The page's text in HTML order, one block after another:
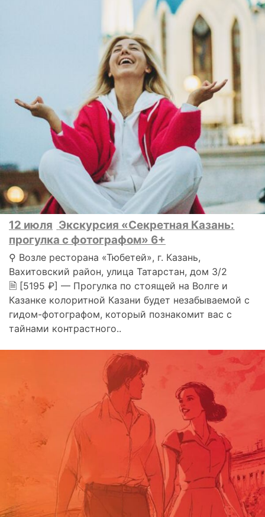
12 июля Экскурсия «Секретная Казань:
прогулка с фотографом» 6+
⚲ Возле ресторана «Тюбетей», г. Казань,
Вахитовский район, улица Татарстан, дом 3/2
🗎 [5195 ₽] — Прогулка по стоящей на Волге и
Казанке колоритной Казани будет незабываемой с
гидом-фотографом, который познакомит вас с
тайнами контрастного..